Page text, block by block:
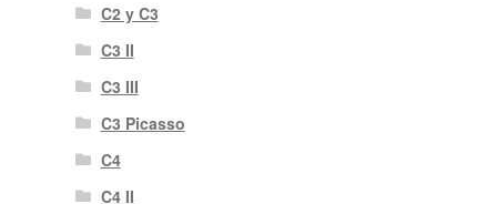
C2 y C3
C3 II
C3 III
C3 Picasso
C4
C4 II